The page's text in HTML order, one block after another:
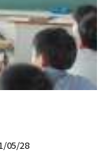
05/28